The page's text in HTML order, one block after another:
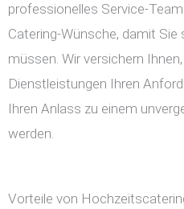
professionelles Service-
Catering-Wünsche, damit
müssen. Wir versichern
Dienstleistungen Ihren
Ihren Anlass zu einem
werden.
Vorteile von